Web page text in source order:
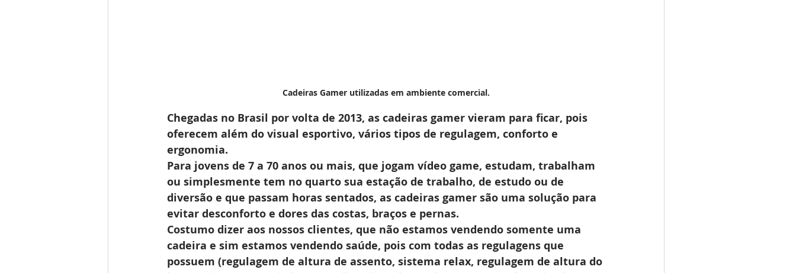
Cadeiras Gamer utilizadas em ambiente comercial.
Chegadas no Brasil por volta de 2013, as cadeiras gamer vieram para ficar, pois
oferecem além do visual esportivo, vários tipos de regulagem, conforto e
ergonomia.
Para jovens de 7 a 70 anos ou mais, que jogam vídeo game, estudam, trabalham
ou simplesmente tem no quarto sua estação de trabalho, de estudo ou de
diversão e que passam horas sentados, as cadeiras gamer são uma solução para
evitar desconforto e dores das costas, braços e pernas.
Costumo dizer aos nossos clientes, que não estamos vendendo somente uma
cadeira e sim estamos vendendo saúde, pois com todas as regulagens que
possuem (regulagem de altura de assento, sistema relax, regulagem de altura do